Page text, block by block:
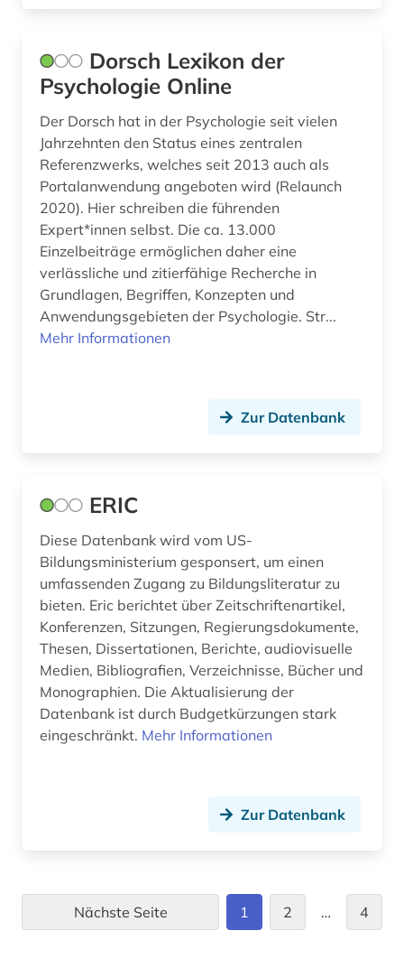
Dorsch Lexikon der
Psychologie Online
Der Dorsch hat in der Psychologie seit vielen
Jahrzehnten den Status eines zentralen
Referenzwerks, welches seit 2013 auch als
Portalanwendung angeboten wird (Relaunch
2020). Hier schreiben die führenden
Expert*innen selbst. Die ca. 13.000
Einzelbeiträge ermöglichen daher eine
verlässliche und zitierfähige Recherche in
Grundlagen, Begriffen, Konzepten und
Anwendungsgebieten der Psychologie. Str...
Mehr Informationen
Zur Datenbank
ERIC
Diese Datenbank wird vom US-
Bildungsministerium gesponsert, um einen
umfassenden Zugang zu Bildungsliteratur zu
bieten. Eric berichtet über Zeitschriftenartikel,
Konferenzen, Sitzungen, Regierungsdokumente,
Thesen, Dissertationen, Berichte, audiovisuelle
Medien, Bibliografien, Verzeichnisse, Bücher und
Monographien. Die Aktualisierung der
Datenbank ist durch Budgetkürzungen stark
eingeschränkt. Mehr Informationen
Zur Datenbank
Nächste Seite 1 2 … 4